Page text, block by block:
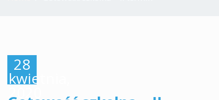
28
kwietnia,
2020